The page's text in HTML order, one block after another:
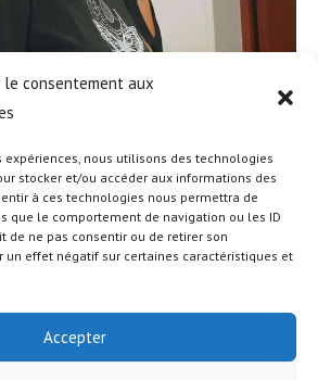
le consentement aux
nous utilisons des technologies
stocker et/ou accéder aux informations des
à ces technologies nous permettra de
que le comportement de navigation ou les ID
de ne pas consentir ou de retirer son
un effet négatif sur certaines caractéristiques et
Accepter